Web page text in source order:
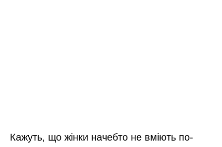
Кажуть, що жінки начебто не вміють по-